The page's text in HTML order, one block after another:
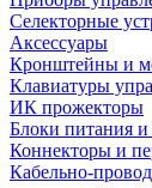
Селекторные
Аксессуары
Кронштейны и
Клавиатуры
ИК прожекторы
Блоки питания и
Коннекторы и
Кабельно-